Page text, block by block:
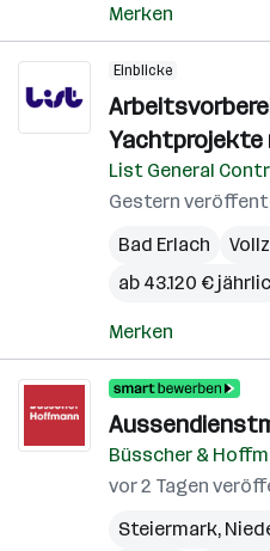
Merken
Einblicke
Yachtprojekte
List General
Gestern
Bad Erlach
ab 43.120 €
Merken
Büsscher &
vor 2 Tagen
Steiermark,